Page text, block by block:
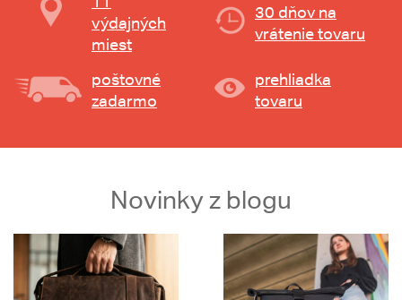
výdajných
miest
30 dňov na
vrátenie tovaru
poštovné
zadarmo
prehliadka
tovaru
Novinky z blogu